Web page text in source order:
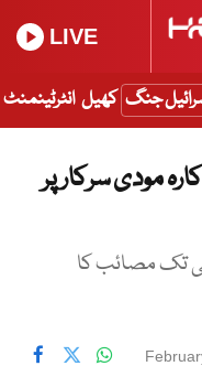
LIVE
جنگ کھیل انٹرٹینمنٹ
مودی سرکار پر
تک مصائب کا